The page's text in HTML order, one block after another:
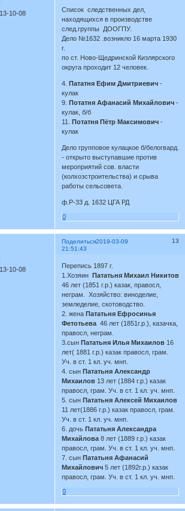
10-08
Список следственных дел,
находящихся в производстве
след.группы ДООГПУ.
Дело №1632 .возникло 16 марта 1930
г.
по ст. Ново-Щедринской Кизлярского
округа проходит 12 человек.
4.Пататня Ефим Дмитриевич-
кулак
9.Потатня Афанасий Михайлович -
кулак, б/б
11.Потатня Пётр Максимович -
кулак
Дело групповое кулацкое б/белогвард.
- открыто выступавшие против
мероприятий сов. власти
(колхозстроительства) и срыва
работы сельсовета.
ф.Р-33 д. 1632 ЦГА РД
0
Поделиться 13
2019-03-09
21:51:43
10-08
Перепись 1897 г.
1.ХозяинПататьня Михаил Никитов
46 лет (1851 г.р.) казак, правосл,
неграм. Хозяйство: виноделие,
земледелие, скотоводство.
2. женаПататьня Ефросинья
Фетотьева 46 лет (1851г.р.), казачка,
правосл, неграм.
3.сынПататьня Илья Михаилов 16
лет( 1881 г.р.) казак правосл, грам.
Уч. в ст. 1 кл. уч. мнп.
4. сынПататьня Александр
Михаилов 13 лет (1884 г.р.) казак
правосл, грам. Уч. в ст. 1 кл. уч. мнп.
5. сынПататьня Алексей Михаилов
11 лет(1886 г.р.) казак правосл, грам.
Уч. в ст. 1 кл. уч. мнп.
6. дочьПататьня Александра
Михайлова 8 лет (1889 г.р.) казак
правосл, грам. Уч. в ст. 1 кл. уч. мнп.
7. сынПататьня Афанасий
Михайлович 5 лет (1892г.р.) казак
правосл, грам. Уч. в ст. 1 кл. уч. мнп.
0